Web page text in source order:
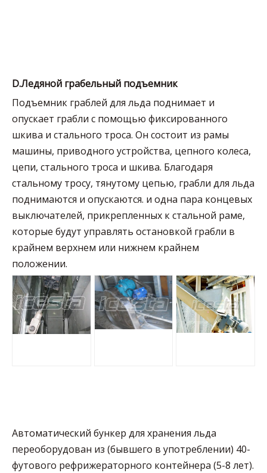
D.Ледяной грабельный подъемник
Подъемник граблей для льда поднимает и
опускает грабли с помощью фиксированного
шкива и стального троса. Он состоит из рамы
машины, приводного устройства, цепного колеса,
цепи, стального троса и шкива. Благодаря
стальному тросу, тянутому цепью, грабли для льда
поднимаются и опускаются. и одна пара концевых
выключателей, прикрепленных к стальной раме,
которые будут управлять остановкой грабли в
крайнем верхнем или нижнем крайнем
положении.
Автоматический бункер для хранения льда
переоборудован из (бывшего в употреблении) 40-
футового рефрижераторного контейнера (5-8 лет).